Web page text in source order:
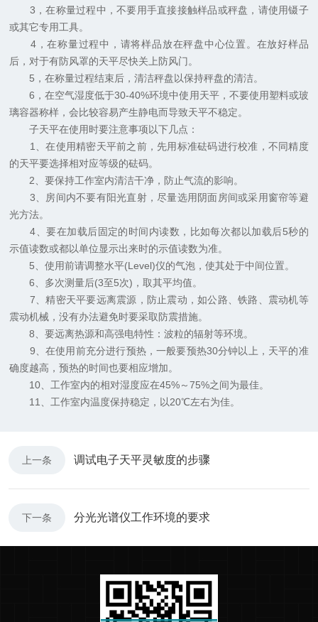
3，在称量过程中，不要用手直接接触样品或秤盘，请使用镊子
或其它专用工具。
4，在称量过程中，请将样品放在秤盘中心位置。在放好样品
后，对于有防风罩的天平尽快关上防风门。
5，在称量过程结束后，清洁秤盘以保持秤盘的清洁。
6，在空气湿度低于30-40%环境中使用天平，不要使用塑料或玻
璃容器称样，会比较容易产生静电而导致天平不稳定。
子天平在使用时要注意事项以下几点：
1、在使用精密天平前之前，先用标准砝码进行校准，不同精度
的天平要选择相对应等级的砝码。
2、要保持工作室内清洁干净，防止气流的影响。
3、房间内不要有阳光直射，尽量选用阴面房间或采用窗帘等避
光方法。
4、要在加载后固定的时间内读数，比如每次都以加载后5秒的
示值读数或都以单位显示出来时的示值读数为准。
5、使用前请调整水平(Level)仪的气泡，使其处于中间位置。
6、多次测量后(3至5次)，取其平均值。
7、精密天平要远离震源，防止震动，如公路、铁路、震动机等
震动机械，没有办法避免时要采取防震措施。
8、要远离热源和高强电特性：波粒的辐射等环境。
9、在使用前充分进行预热，一般要预热30分钟以上，天平的准
确度越高，预热的时间也要相应增加。
10、工作室内的相对湿度应在45%～75%之间为最佳。
11、工作室内温度保持稳定，以20℃左右为佳。
上一条 调试电子天平灵敏度的步骤
下一条 分光光谱仪工作环境的要求